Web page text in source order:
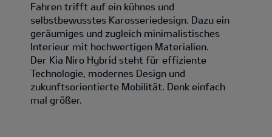
Fahren trifft auf ein kühnes und
selbstbewusstes Karosseriedesign. Dazu ein
geräumiges und zugleich minimalistisches
Interieur mit hochwertigen Materialien.
Der Kia Niro Hybrid steht für effiziente
Technologie, modernes Design und
zukunftsorientierte Mobilität. Denk einfach
mal größer.